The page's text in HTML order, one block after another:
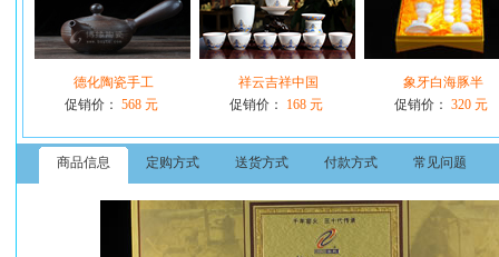
德化陶瓷手工
促销价： 568 元
祥云吉祥中国
促销价：
168 元
象牙白海豚半
促销价： 320 元
商品信息 定购方式 送货方式 付款方式 常见问题